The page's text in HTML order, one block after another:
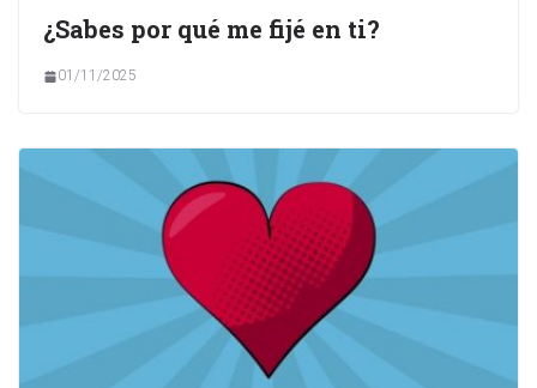
¿Sabes por qué me fijé en ti?
01/11/2025